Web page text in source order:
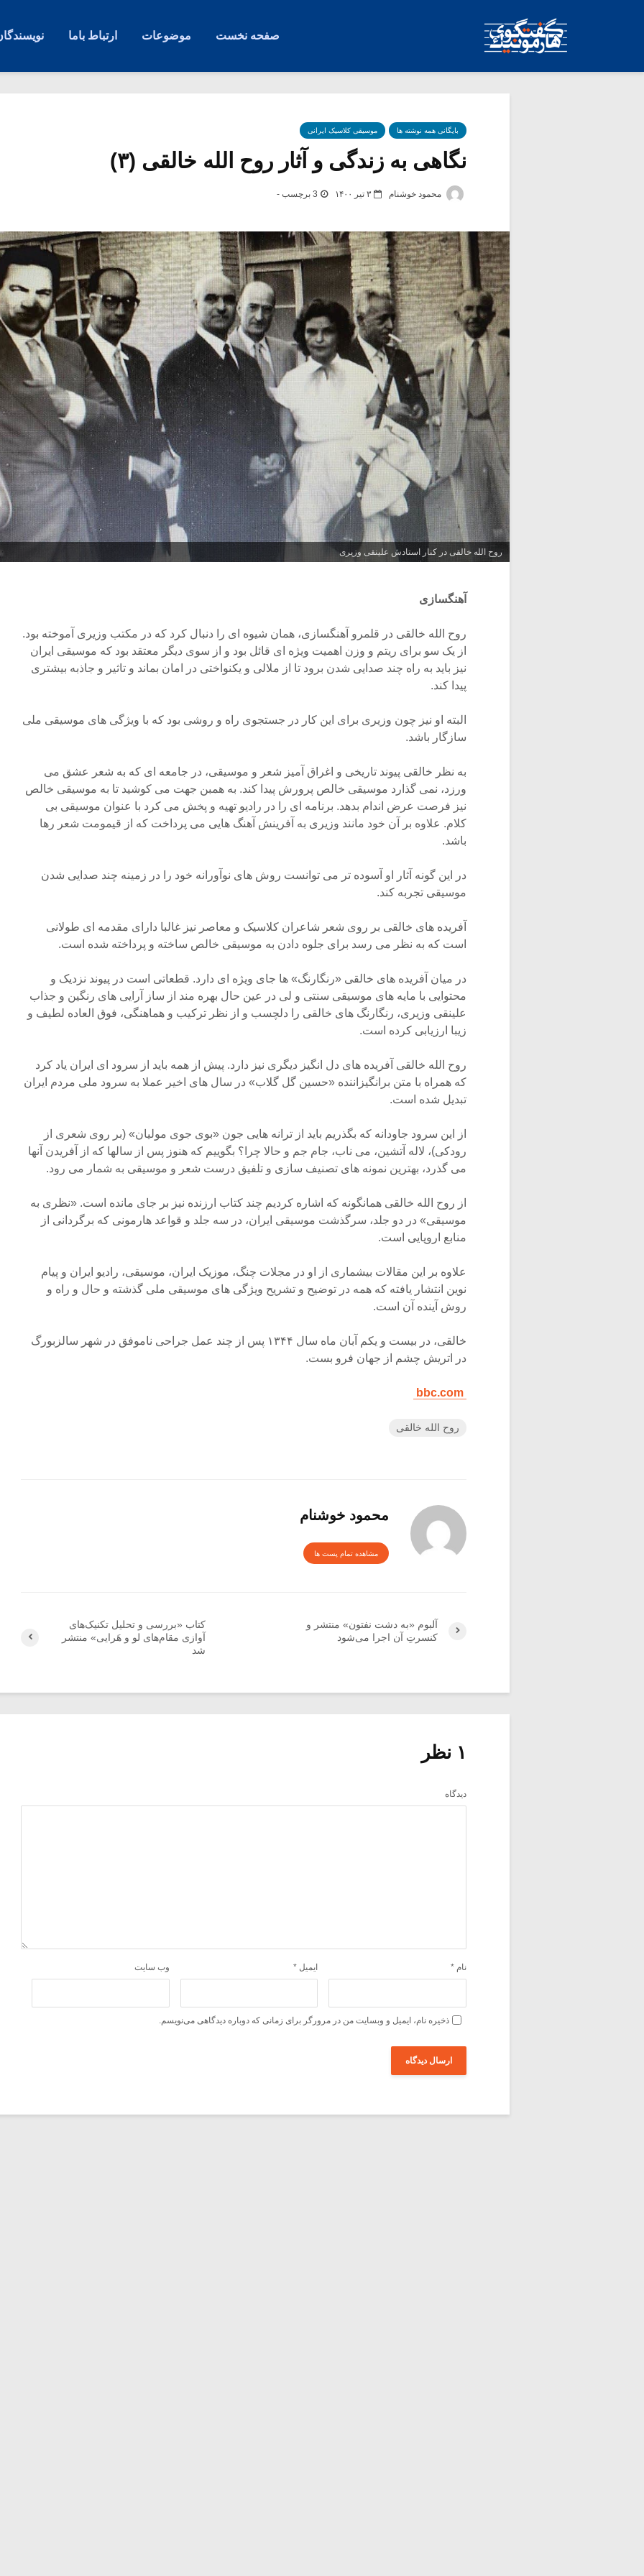
صفحه نخست موضوعات ارتباط باما
بایگانی همه نوشته ها موسیقی کلاسیک ایرانی
نگاهی به زندگی و آثار روح الله خالقی (۳)
محمود خوشنام ۳ تیر ۱۴۰۰ 3 برچسب -
روح الله خالقی در کنار استادش علینقی وزیری
آهنگسازی
روح الله خالقی در قلمرو آهنگسازی، همان شیوه ای را دنبال کرد که در مکتب وزیری آموخته بود.
از یک سو برای ریتم و وزن اهمیت ویژه ای قائل بود و از سوی دیگر معتقد بود که موسیقی ایران
نیز باید به راه چند صدایی شدن برود تا از ملالی و یکنواختی در امان بماند و تاثیر و جاذبه بیشتری
پیدا کند.
البته او نیز چون وزیری برای این کار در جستجوی راه و روشی بود که با ویژگی های موسیقی ملی
سازگار باشد.
به نظر خالقی پیوند تاریخی و اغراق آمیز شعر و موسیقی، در جامعه ای که به شعر عشق می
ورزد، نمی گذارد موسیقی خالص پرورش پیدا کند. به همبن جهت می کوشید تا به موسیقی خالص
نیز فرصت عرض اندام بدهد. برنامه ای را در رادیو تهیه و پخش می کرد با عنوان موسیقی بی
کلام. علاوه بر آن خود مانند وزیری به آفرینش آهنگ هایی می پرداخت که از قیمومت شعر رها
باشد.
در این گونه آثار او آسوده تر می توانست روش های نوآورانه خود را در زمینه چند صدایی شدن
موسیقی تجربه کند.
آفریده های خالقی بر روی شعر شاعران کلاسیک و معاصر نیز غالبا دارای مقدمه ای طولانی
است که به نظر می رسد برای جلوه دادن به موسیقی خالص ساخته و پرداخته شده است.
در میان آفریده های خالقی «رنگارنگ» ها جای ویژه ای دارد. قطعاتی است در پیوند نزدیک و
محتوایی با مایه های موسیقی سنتی و لی در عین حال بهره مند از ساز آرایی های رنگین و جذاب
علینقی وزیری، رنگارنگ های خالقی را دلچسب و از نظر ترکیب و هماهنگی، فوق العاده لطیف و
زیبا ارزیابی کرده است.
روح الله خالقی آفریده های دل انگیز دیگری نیز دارد. پیش از همه باید از سرود ای ایران یاد کرد
که همراه با متن برانگیزاننده «حسین گل گلاب» در سال های اخیر عملا به سرود ملی مردم ایران
تبدیل شده است.
از این سرود جاودانه که بگذریم باید از ترانه هایی جون «بوی جوی مولیان» (بر روی شعری از
رودکی)، لاله آتشین، می ناب، جام جم و حالا چرا؟ بگوییم که هنوز پس از سالها که از آفریدن آنها
می گذرد، بهترین نمونه های تصنیف سازی و تلفیق درست شعر و موسیقی به شمار می رود.
از روح الله خالقی همانگونه که اشاره کردیم چند کتاب ارزنده نیز بر جای مانده است. «نظری به
موسیقی» در دو جلد، سرگذشت موسیقی ایران، در سه جلد و قواعد هارمونی که برگردانی از
منابع اروپایی است.
علاوه بر این مقالات بیشماری از او در مجلات چنگ، موزیک ایران، موسیقی، رادیو ایران و پیام
نوین انتشار یافته که همه در توضیح و تشریح ویژگی های موسیقی ملی گذشته و حال و راه و
روش آینده آن است.
خالقی، در بیست و یکم آبان ماه سال ۱۳۴۴ پس از چند عمل جراحی ناموفق در شهر سالزبورگ
در اتریش چشم از جهان فرو بست.
روح الله خالقی
محمود خوشنام
مشاهده تمام پست ها
کتاب «بررسی و تحلیل تکنیک‌های
آوازی مقام‌های لو و هَرایی» منتشر
شد
آلبوم «به دشت نفتون» منتشر و
کنسرتِ آن اجرا می‌شود
۱ نظر
دیدگاه
نام * ایمیل * وب‌ سایت
ذخیره نام، ایمیل و وبسایت من در مرورگر برای زمانی که دوباره دیدگاهی می‌نویسم.